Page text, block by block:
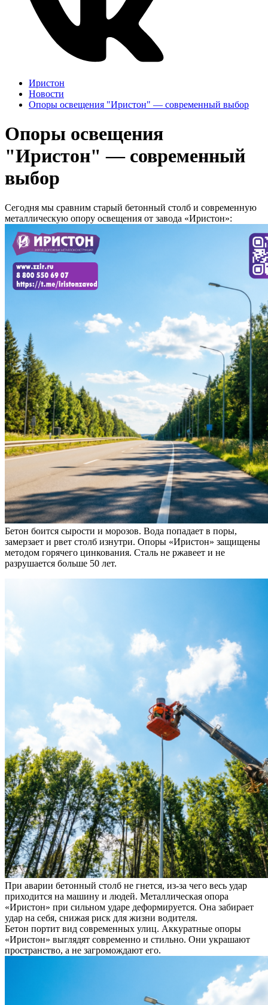
Иристон
Новости
Опоры освещения "Иристон" — современный выбор
Опоры освещения
"Иристон" — современный
выбор
Сегодня мы сравним старый бетонный столб и современную
металлическую опору освещения от завода «Иристон»:
Бетон боится сырости и морозов. Вода попадает в поры,
замерзает и рвет столб изнутри. Опоры «Иристон» защищены
методом горячего цинкования. Сталь не ржавеет и не
разрушается больше 50 лет.
При аварии бетонный столб не гнется, из-за чего весь удар
приходится на машину и людей. Металлическая опора
«Иристон» при сильном ударе деформируется. Она забирает
удар на себя, снижая риск для жизни водителя.
Бетон портит вид современных улиц. Аккуратные опоры
«Иристон» выглядят современно и стильно. Они украшают
пространство, а не загромождают его.